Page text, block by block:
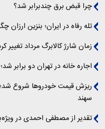
چرا قبض برق چندبرابر شد؟
تله رفاه در ایران؛ بنزین
زمان شارژ کالابرگ مرداد تغییر
اجاره خانه در تهران دو برابر
ریزش قیمت خودروها شروع شد؛
سهند
تقدیر از مصطفی احمدی در